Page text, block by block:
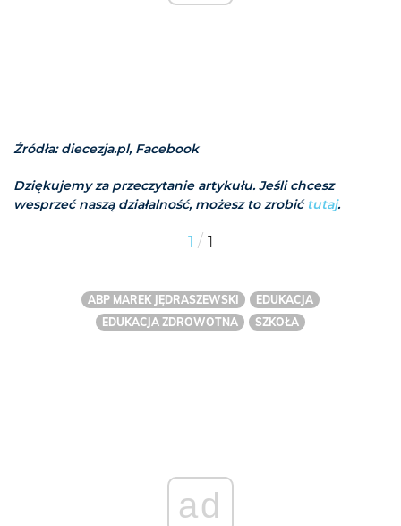
Źródła: diecezja.pl, Facebook
Dziękujemy za przeczytanie artykułu. Jeśli chcesz
wesprzeć naszą działalność, możesz to zrobićtutaj.
1 / 1
ABP MAREK JĘDRASZEWSKI
EDUKACJA
EDUKACJA ZDROWOTNA
SZKOŁA
ad